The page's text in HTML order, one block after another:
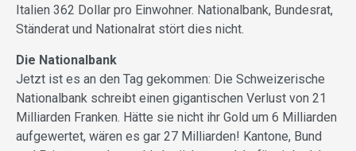
Italien 362 Dollar pro Einwohner. Nationalbank, Bundesrat,
Ständerat und Nationalrat stört dies nicht.
Die Nationalbank
Jetzt ist es an den Tag gekommen: Die Schweizerische
Nationalbank schreibt einen gigantischen Verlust von 21
Milliarden Franken. Hätte sie nicht ihr Gold um 6 Milliarden
aufgewertet, wären es gar 27 Milliarden! Kantone, Bund